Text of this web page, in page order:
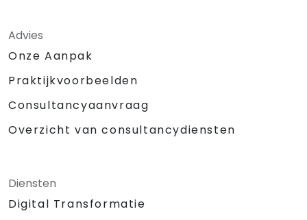
Advies
Onze Aanpak
Praktijkvoorbeelden
Consultancyaanvraag
Overzicht van consultancydiensten
Diensten
Digital Transformatie